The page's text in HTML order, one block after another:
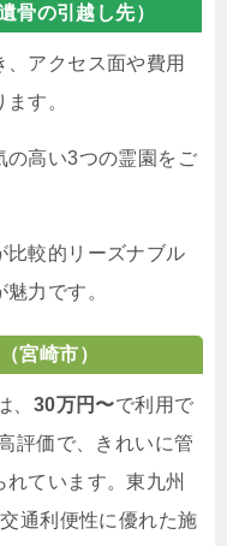
骨の引越し先）
アクセス面や費用
す。
の高い3つの霊園をご
比較的リーズナブル
力です。
宮崎市）
、 30万円〜で利用で
評価で、きれいに管
ています。東九州
通利便性に優れた施